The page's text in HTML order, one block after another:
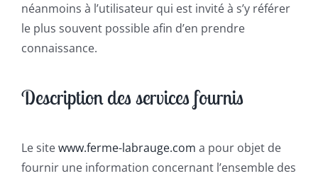
néanmoins à l’utilisateur qui est invité à s’y référer
le plus souvent possible afin d’en prendre
connaissance.
Description des services fournis
Le sitewww.ferme-labrauge.com a pour objet de
fournir une information concernant l’ensemble des